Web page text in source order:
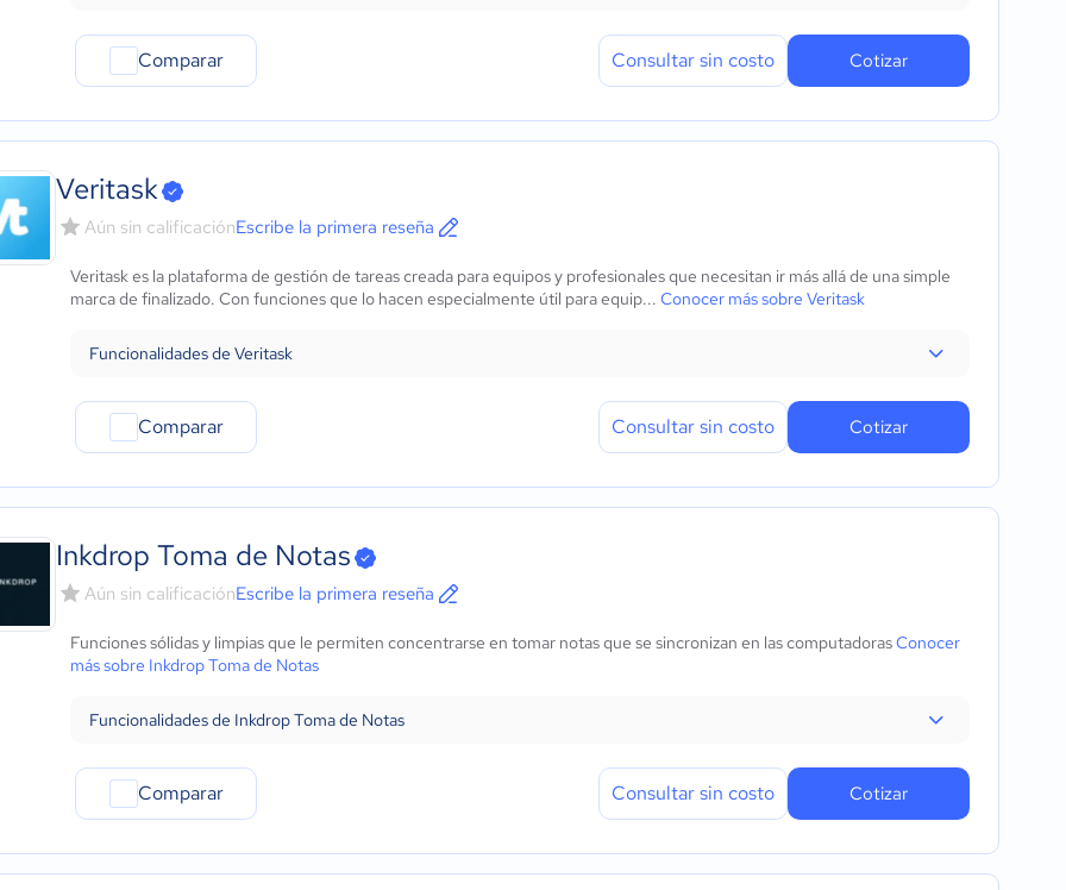
Alimentaria
Manufactura
ONG
Gobierno
Transporte y logística
Marketing y Comunicación
Automotriz
Metales y Minería
Recursos Humanos
Gastronomía
Aeroespacial y defensa
Turismo
Contabilidad
Moda y textiles
Comparar Consultar sin costo Cotizar
Veritask
Aún sin calificaciónEscribe la primera reseña
Veritask es la plataforma de gestión de tareas creada para equipos y profesionales que necesitan ir más allá de una simple
marca de finalizado. Con funciones que lo hacen especialmente útil para equip... Conocer más sobre Veritask
Funcionalidades de Veritask
Comparar Consultar sin costo Cotizar
Inkdrop Toma de Notas
Aún sin calificaciónEscribe la primera reseña
Funciones sólidas y limpias que le permiten concentrarse en tomar notas que se sincronizan en las computadorasConocer
más sobre Inkdrop Toma de Notas
Funcionalidades de Inkdrop Toma de Notas
Comparar Consultar sin costo Cotizar